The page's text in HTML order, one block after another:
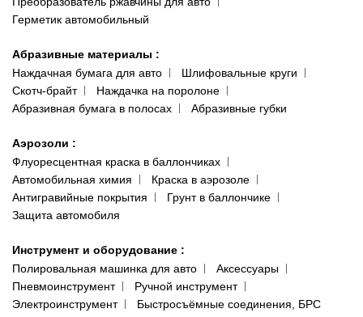
Герметик автомобильный
Абразивные материалы :
Наждачная бумага для авто
Шлифовальные круги
Скотч-брайт
Наждачка на поролоне
Абразивная бумага в полосах
Абразивные губки
Аэрозоли :
Флуоресцентная краска в баллончиках
Автомобильная химия
Краска в аэрозоле
Антигравийные покрытия
Грунт в баллончике
Защита автомобиля
Инструмент и оборудование :
Полировальная машинка для авто
Аксессуары
Пневмоинструмент
Ручной инструмент
Электроинструмент
Быстросъёмные соединения, БРС